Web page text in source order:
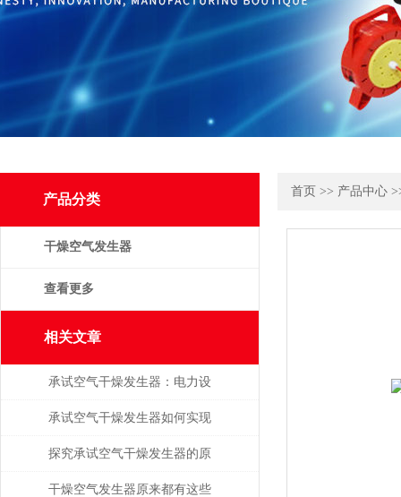
产品分类
干燥空气发生器
查看更多
相关文章
承试空气干燥发生器：电力设
备绝缘维护的守护者
承试空气干燥发生器如何实现
自动化控制？
探究承试空气干燥发生器的原
理与应用
干燥空气发生器原来都有这些
首页 >> 产品中心